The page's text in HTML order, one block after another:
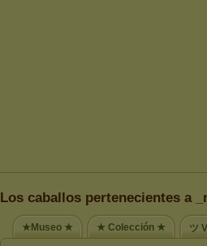
Los caballos pertenecientes a
★Museo ★ ★ Colección ★ ツ